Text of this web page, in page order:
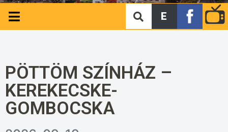
E
PÖTTÖM SZÍNHÁZ –
KEREKECSKE-
GOMBOCSKA